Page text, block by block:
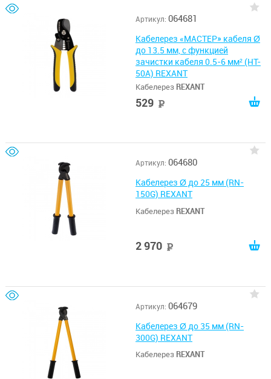
Артикул: 064681
Кабелерез «МАСТЕР» кабеля Ø
до 13.5 мм, с функцией
зачистки кабеля 0.5-6 мм² (HT-
50A) REXANT
Кабелерез REXANT
529
Артикул: 064680
Кабелерез Ø до 25 мм (RN-
150G) REXANT
Кабелерез REXANT
2 970
Артикул: 064679
Кабелерез Ø до 35 мм (RN-
300G) REXANT
Кабелерез REXANT